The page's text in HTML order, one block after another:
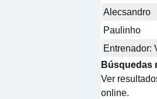
Alecsandro
Paulinho
Entrenador:
Búsquedas
Ver
online.